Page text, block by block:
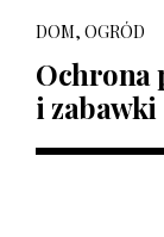
DOM, OGRÓD
Ochrona
i zabawki